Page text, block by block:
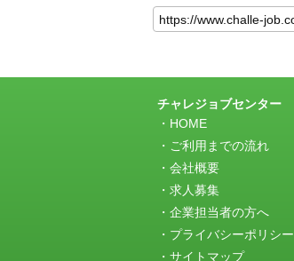
の
記
ラ
ッ
ク
URL
チャレジョブセンター
HOME
ご利用までの流れ
会社概要
求人募集
企業担当者の方へ
プライバシーポリシー
サイトマップ